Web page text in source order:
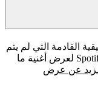
القادمة التي لم يتم
إصدارها، يمكنك استخدام Spotify for Artists لعرض أغنية ما
عن عرض